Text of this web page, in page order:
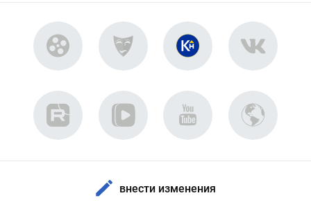
внести изменения